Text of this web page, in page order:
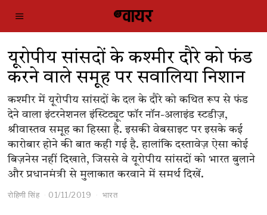
यूरोपीय सांसदों के कश्मीर दौरे को फंड
करने वाले समूह पर सवालिया निशान
कश्मीर में यूरोपीय सांसदों के दल के दौरे को कथित रूप से फंड
देने वाला इंटरनेशनल इंस्टिट्यूट फॉर नॉन-अलाइंड स्टडीज़,
श्रीवास्तव समूह का हिस्सा है. इसकी वेबसाइट पर इसके कई
कारोबार होने की बात कही गई है. हालांकि दस्तावेज़ ऐसा कोई
बिज़नेस नहीं दिखाते, जिससे वे यूरोपीय सांसदों को भारत बुलाने
और प्रधानमंत्री से मुलाकात करवाने में समर्थ दिखें.
रोहिणी सिंह 01/11/2019 भारत